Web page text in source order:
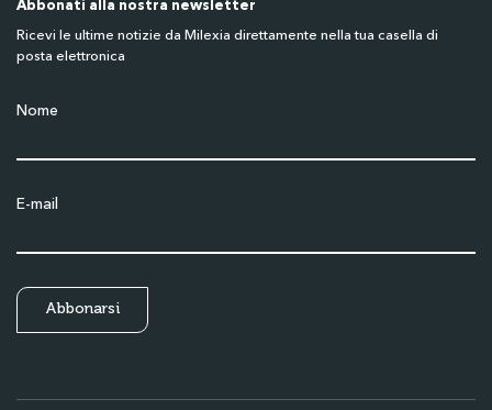
Abbonati alla nostra newsletter
Ricevi le ultime notizie da Milexia direttamente nella tua casella di
posta elettronica
Nome
E-mail